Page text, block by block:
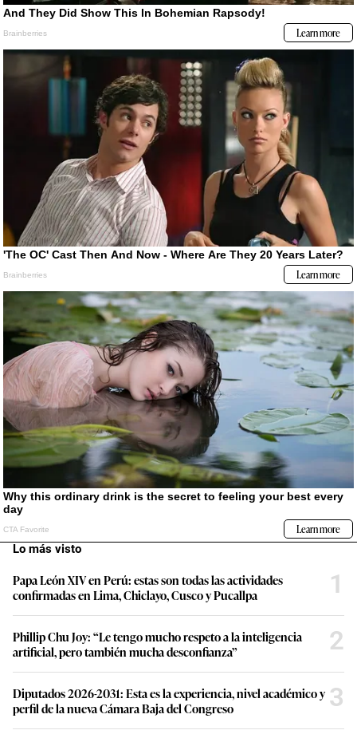
Lo más visto
Papa León XIV en Perú: estas son todas las actividades
confirmadas en Lima, Chiclayo, Cusco y Pucallpa
1
Phillip Chu Joy: “Le tengo mucho respeto a la inteligencia
artificial, pero también mucha desconfianza”
2
Diputados 2026-2031: Esta es la experiencia, nivel académico y
perfil de la nueva Cámara Baja del Congreso
3